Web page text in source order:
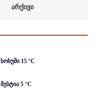
სოხუმი 15 °C
მესტია 5 °C